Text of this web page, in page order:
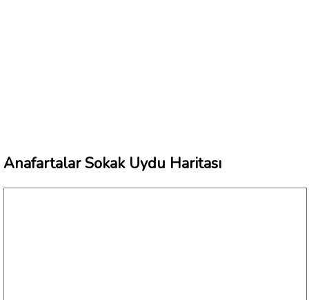
Anafartalar Sokak Uydu Haritası